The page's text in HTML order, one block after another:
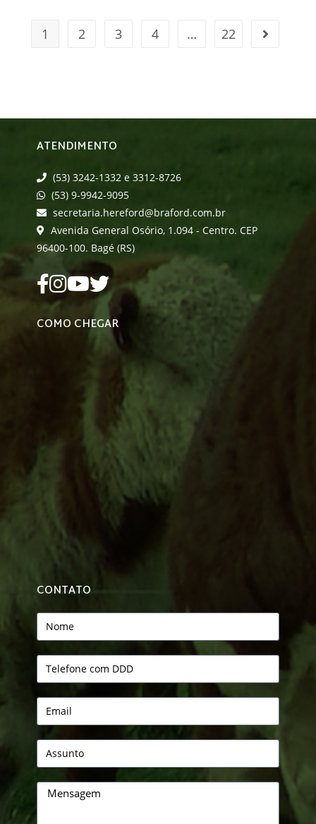
1 2 3 4 … 22
ATENDIMENTO
(53) 3242-1332 e 3312-8726
(53) 9-9942-9095
secretaria.hereford@braford.com.br
Avenida General Osório, 1.094 - Centro. CEP
96400-100. Bagé (RS)
COMO CHEGAR
CONTATO